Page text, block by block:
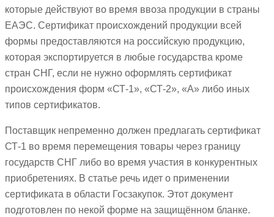
которые действуют во время ввоза продукции в страны
ЕАЭС. Сертификат происхождений продукции всей
формы предоставляются на российскую продукцию,
которая экспортируется в любые государства кроме
стран СНГ, если не нужно оформлять сертификат
происхождения форм «СТ-1», «СТ-2», «А» либо иных
типов сертификатов.
Поставщик непременно должен предлагать сертификат
СТ-1 во время перемещения товары через границу
государств СНГ либо во время участия в конкурентных
приобретениях. В статье речь идет о применении
сертификата в области Госзакупок. Этот документ
подготовлен по некой форме на защищённом бланке.